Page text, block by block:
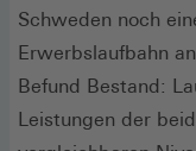
Schweden noch
Erwerbslaufbahn
Befund Bestand:
Leistungen der